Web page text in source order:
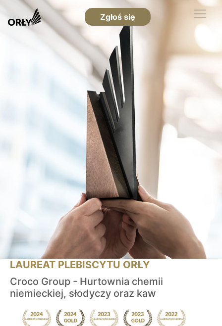
Zgłoś się
LAUREAT PLEBISCYTU ORŁY
Croco Group - Hurtownia chemii
niemieckiej, słodyczy oraz kaw